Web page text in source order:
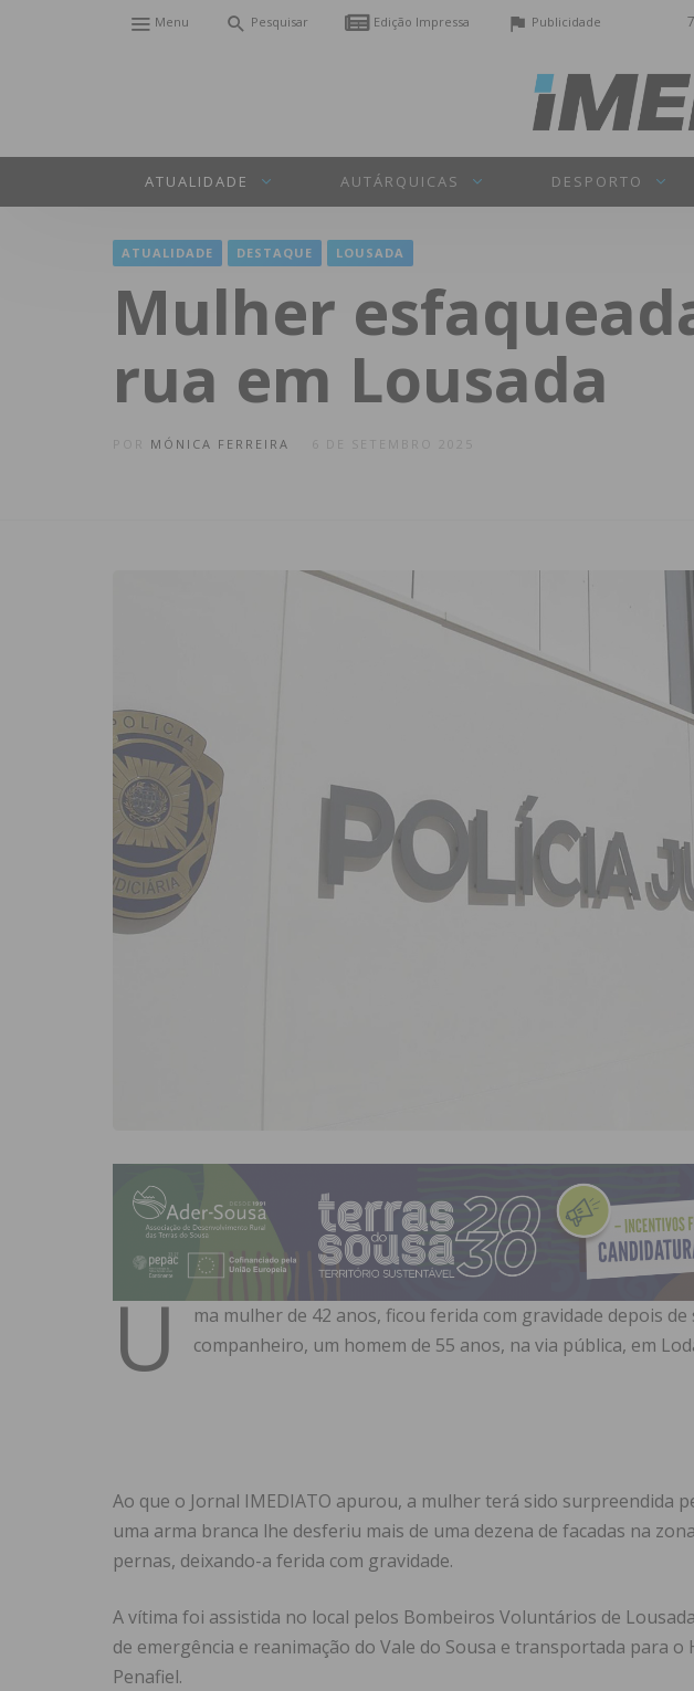
Menu Pesquisar Edição Impressa Publicidade
ATUALIDADE AUTÁRQUICAS DESPORTO
ATUALIDADE DESTAQUE LOUSADA
Mulher
rua em Lousada
MÓNICA FERREIRA 6 DE SETEMBRO 2025
U
ma mulher de 42 anos, ficou ferida com gravidade depois
companheiro, um homem de 55 anos, na via pública, em
Ao que o Jornal IMEDIATO apurou, a mulher terá sido surpreendida
uma arma branca lhe desferiu mais de uma dezena de facadas na
pernas, deixando-a ferida com gravidade.
A vítima foi assistida no local pelos Bombeiros Voluntários de
de emergência e reanimação do Vale do Sousa e transportada para o
Penafiel.